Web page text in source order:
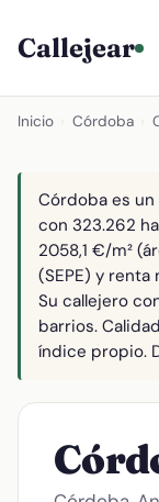
Callejear
Inicio Córdoba
Córdoba es
con 323.262
2058,1 €/m²
(SEPE) y
Su callejero
barrios.
índice propio.